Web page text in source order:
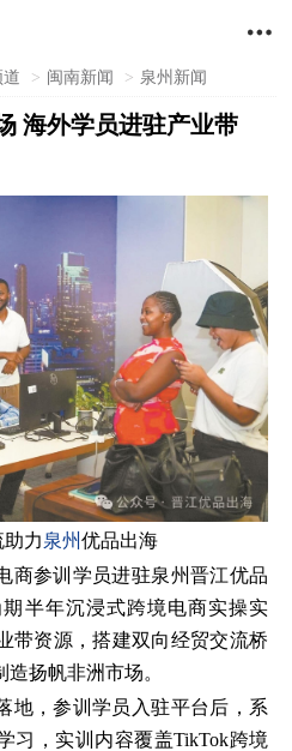

> 闽南新闻 > 泉州新闻
海外学员进驻产业带
力泉州优品出海
商参训学员进驻泉州晋江优品
半年沉浸式跨境电商实操实
带资源，搭建双向经贸交流桥
扬帆非洲市场。
地，参训学员入驻平台后，系
习，实训内容覆盖TikTok跨境